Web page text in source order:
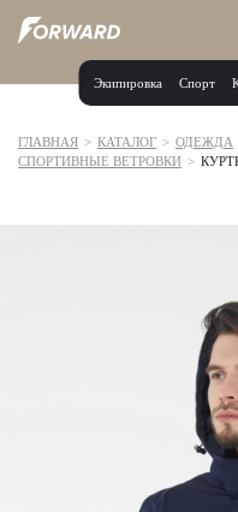
Экипировка Спорт
Москва и МО
ГЛАВНАЯ > КАТАЛОГ > ОДЕЖДА
СПОРТИВНЫЕ ВЕТРОВКИ >